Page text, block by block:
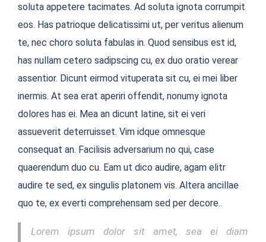
soluta appetere tacimates. Ad soluta ignota corrumpit
eos. Has patrioque delicatissimi ut, per veritus alienum
te, nec choro soluta fabulas in. Quod sensibus est id,
has nullam cetero sadipscing cu, ex duo oratio verear
assentior. Dicunt eirmod vituperata sit cu, ei mei liber
inermis. At sea erat aperiri offendit, nonumy ignota
dolores has ei. Mea an dicunt latine, sit ei veri
assueverit deterruisset. Vim idque omnesque
consequat an. Facilisis adversarium no qui, case
quaerendum duo cu. Eam ut dico audire, agam elitr
audire te sed, ex singulis platonem vis. Altera ancillae
quo te, ex everti comprehensam sed per decore.
Lorem ipsum dolor sit amet, sea ei diam